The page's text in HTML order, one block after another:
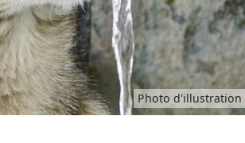
Photo d'illustration